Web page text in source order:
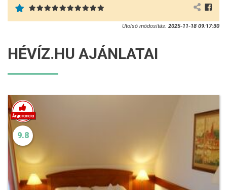
Utolsó módosítás: 2025-11-18 09:17:30
HÉVÍZ.HU AJÁNLATAI
9.8